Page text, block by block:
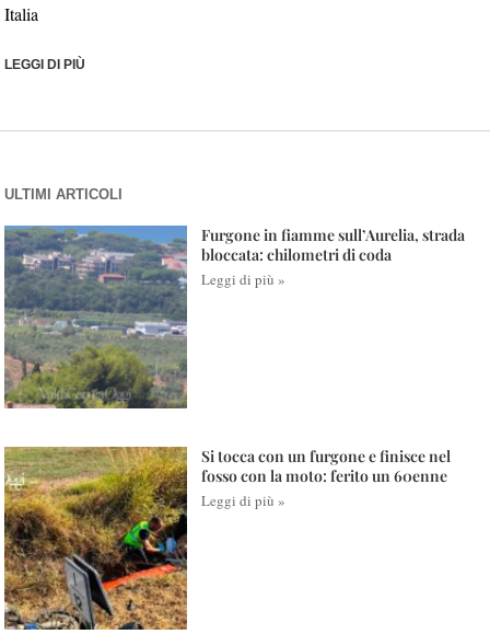
Italia
LEGGI DI PIÙ
ULTIMI ARTICOLI
Furgone in fiamme sull’Aurelia, strada
bloccata: chilometri di coda
Leggi di più »
Si tocca con un furgone e finisce nel
fosso con la moto: ferito un 60enne
Leggi di più »